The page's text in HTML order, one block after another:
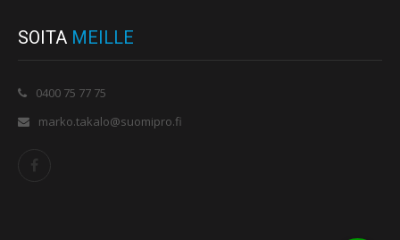
SOITA MEILLE
0400 75 77 75
marko.takalo@suomipro.fi